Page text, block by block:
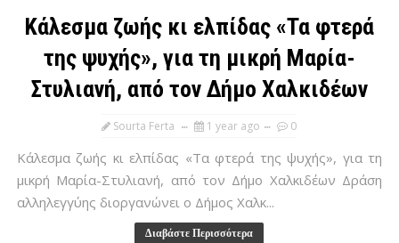
Κάλεσμα ζωής κι ελπίδας «Τα φτερά
της ψυχής», για τη μικρή Μαρία-
Στυλιανή, από τον Δήμο Χαλκιδέων
Sourta Ferta 1 year ago 0
Κάλεσμα ζωής κι ελπίδας «Τα φτερά της ψυχής», για τη
μικρή Μαρία-Στυλιανή, από τον Δήμο Χαλκιδέων Δράση
αλληλεγγύης διοργανώνει ο Δήμος Χαλκ...
Διαβάστε Περισσότερα